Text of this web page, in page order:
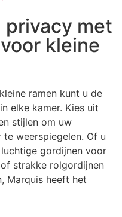
privacy met
kleine
ramen kunt u de
elke kamer. Kies uit
stijlen om uw
weerspiegelen. Of u
gordijnen voor
strakke rolgordijnen
Marquis heeft het